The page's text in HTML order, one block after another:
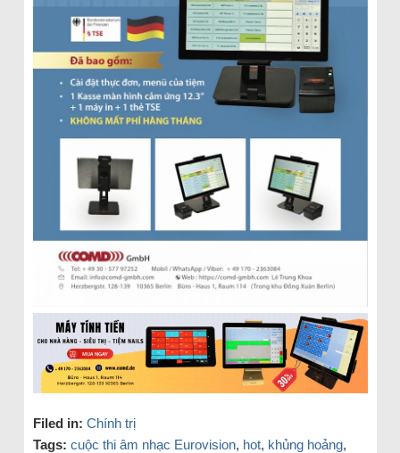
Filed in: Chính trị
Tags: cuộc thi âm nhạc Eurovision, hot, khủng hoảng,